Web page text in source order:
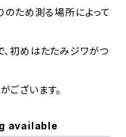
のため測る場所によって
初めはたたみジワがつ
ざいます。
available